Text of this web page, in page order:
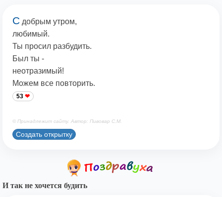
С добрым утром,
любимый.
Ты просил разбудить.
Был ты -
неотразимый!
Можем все повторить.
53
© Принадлежит сайту. Автор: Пивовар С.М.
Создать открытку
И так не хочется будить